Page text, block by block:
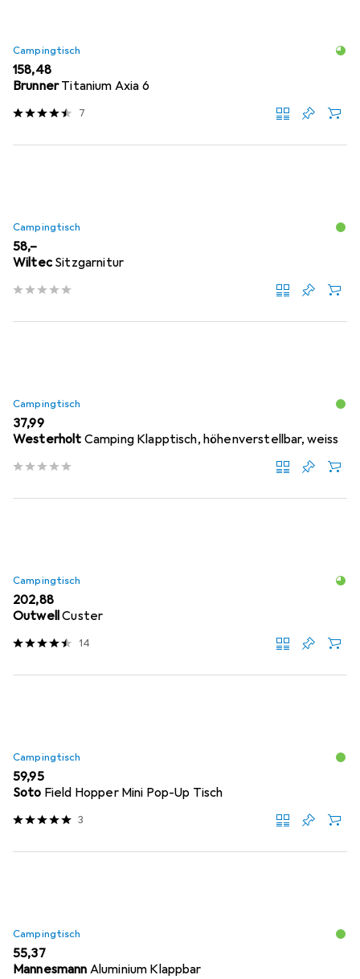
Campingtisch
EUR
158,48
BrunnerTitanium Axia 6
7
Campingtisch
EUR
58,–
Wiltec Sitzgarnitur
Campingtisch
EUR
37,99
Westerholt Camping Klapptisch, höhenverstellbar, weiss
Campingtisch
EUR
202,88
OutwellCuster
14
Campingtisch
EUR
59,95
Soto Field Hopper Mini Pop-Up Tisch
3
Campingtisch
EUR
55,37
Mannesmann Aluminium Klappbar